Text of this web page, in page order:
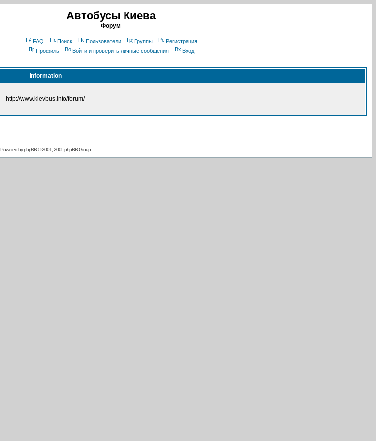
Автобусы Киева
Форум
FAQ Поиск Пользователи Группы
Регистрация
Профиль
Войти и проверить личные сообщения
Вход
Information
http://www.kievbus.info/forum/
Powered byphpBB© 2001, 2005 phpBB Group